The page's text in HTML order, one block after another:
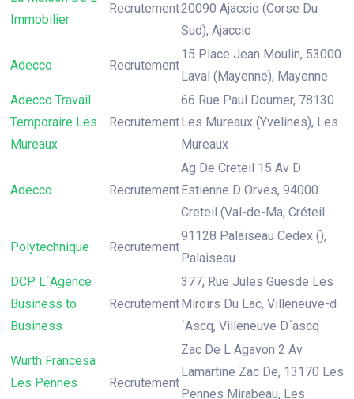
Immobilier
Recrutement20090 Ajaccio (Corse Du
Sud), Ajaccio
Adecco Recrutement
15 Place Jean Moulin, 53000
Laval (Mayenne), Mayenne
Adecco Travail
Temporaire Les
Mureaux
Recrutement
66 Rue Paul Doumer, 78130
Les Mureaux (Yvelines), Les
Mureaux
Adecco Recrutement
Ag De Creteil 15 Av D
Estienne D Orves, 94000
Creteil (Val-de-Ma, Créteil
Polytechnique Recrutement
91128 Palaiseau Cedex (),
Palaiseau
DCP L´Agence
Business to
Business
Recrutement
377, Rue Jules Guesde Les
Miroirs Du Lac, Villeneuve-d
´Ascq, Villeneuve D´ascq
Wurth Francesa
Les Pennes
Recrutement
Zac De L Agavon 2 Av
Lamartine Zac De, 13170 Les
Pennes Mirabeau, Les